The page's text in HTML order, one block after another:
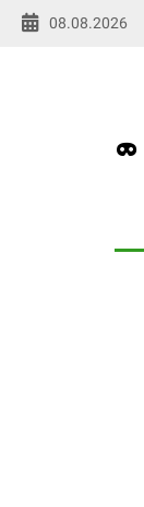
08.08.2026